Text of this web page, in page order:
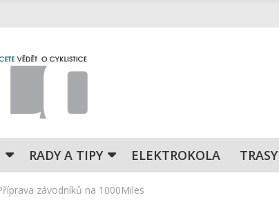
RADY A TIPY ELEKTROKOLA TRASY
závodníků na 1000Miles